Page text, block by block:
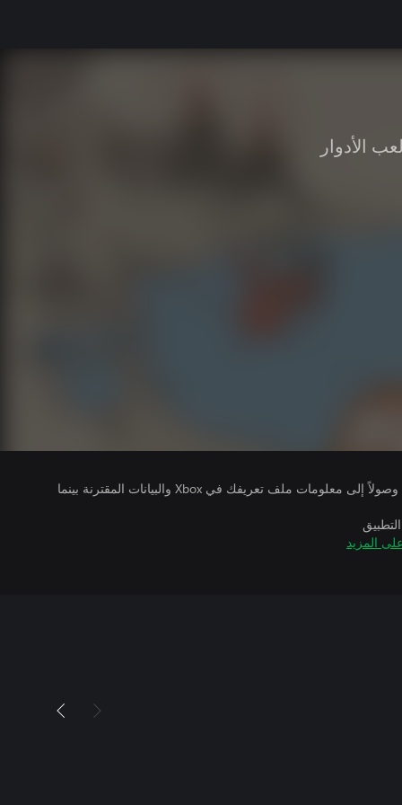
الأدوار
يتلقى ناشرو الألعاب التي تقوم بتشغيلها وصولاً إلى معلومات ملف تعريفك في Xbox والبيانات المقترنة بينما
المزيد